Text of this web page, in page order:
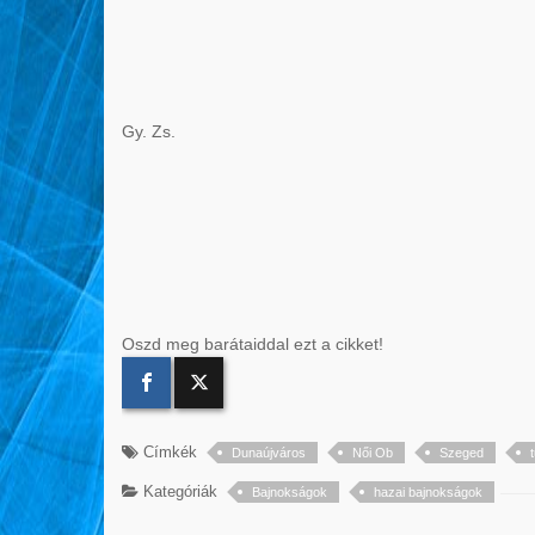
Gy. Zs.
Oszd meg barátaiddal ezt a cikket!
Címkék Dunaújváros Női Ob Szeged
Kategóriák Bajnokságok hazai bajnokságok